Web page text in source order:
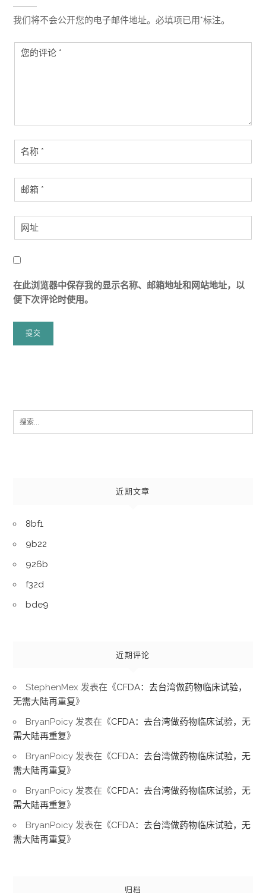
我们将不会公开您的电子邮件地址。必填项已用*标注。
在此浏览器中保存我的显示名称、邮箱地址和网站地址，以
便下次评论时使用。
Search
近期文章
8bf1
9b22
926b
f32d
bde9
近期评论
StephenMex 发表在《CFDA：去台湾做药物临床试验，
无需大陆再重复》
BryanPoicy 发表在《CFDA：去台湾做药物临床试验，无
需大陆再重复》
BryanPoicy 发表在《CFDA：去台湾做药物临床试验，无
需大陆再重复》
BryanPoicy 发表在《CFDA：去台湾做药物临床试验，无
需大陆再重复》
BryanPoicy 发表在《CFDA：去台湾做药物临床试验，无
需大陆再重复》
归档